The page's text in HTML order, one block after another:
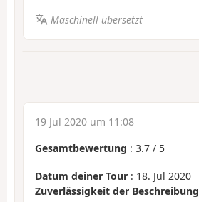
Maschinell übersetzt
19 Jul 2020 um 11:08
Gesamtbewertung : 3.7 / 5
Datum deiner Tour : 18. Jul 2020
Zuverlässigkeit der Beschreibung